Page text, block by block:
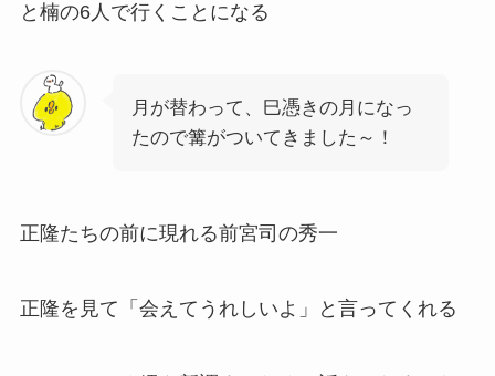
と楠の6人で行くことになる
月が替わって、巳憑きの月になっ
たので篝がついてきました～！
正隆たちの前に現れる前宮司の秀一
正隆を見て「会えてうれしいよ」と言ってくれる